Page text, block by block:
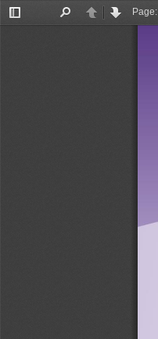
Toggle
PreviousNext
Page: